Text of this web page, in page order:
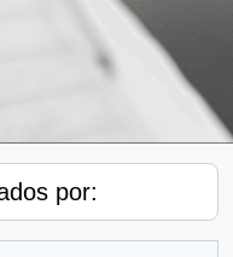
por: